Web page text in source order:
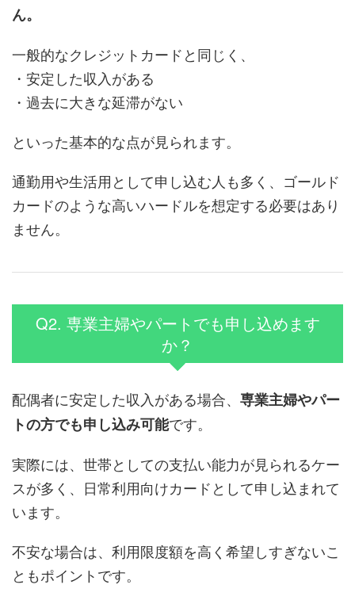
ん。
一般的なクレジットカードと同じく、
・安定した収入がある
・過去に大きな延滞がない
といった基本的な点が見られます。
通勤用や生活用として申し込む人も多く、ゴールド
カードのような高いハードルを想定する必要はあり
ません。
Q2. 専業主婦やパートでも申し込めます
か？
配偶者に安定した収入がある場合、 専業主婦やパー
トの方でも申し込み可能です。
実際には、世帯としての支払い能力が見られるケー
スが多く、日常利用向けカードとして申し込まれて
います。
不安な場合は、利用限度額を高く希望しすぎないこ
ともポイントです。